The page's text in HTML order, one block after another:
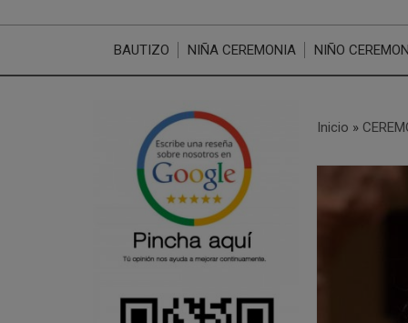
BAUTIZO NIÑA CEREMONIA NIÑO
Inicio »